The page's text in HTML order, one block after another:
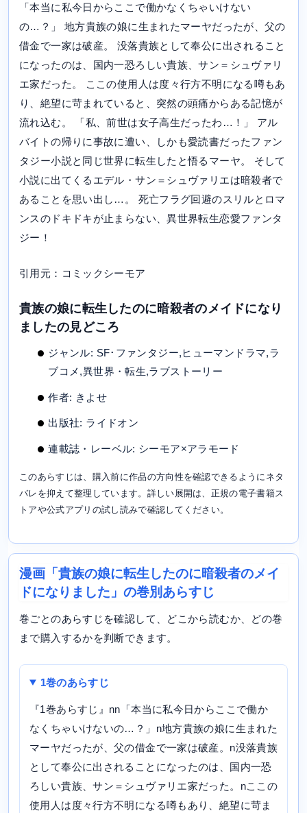
「本当に私今日からここで働かなくちゃいけない
の…？」 地方貴族の娘に生まれたマーヤだったが、父の
借金で一家は破産。 没落貴族として奉公に出されること
になったのは、国内一恐ろしい貴族、サン＝シュヴァリ
エ家だった。 ここの使用人は度々行方不明になる噂もあ
り、絶望に苛まれていると、突然の頭痛からある記憶が
流れ込む。 「私、前世は女子高生だったわ…！」 アル
バイトの帰りに事故に遭い、しかも愛読書だったファン
タジー小説と同じ世界に転生したと悟るマーヤ。 そして
小説に出てくるエデル・サン＝シュヴァリエは暗殺者で
あることを思い出し…。 死亡フラグ回避のスリルとロマ
ンスのドキドキが止まらない、異世界転生恋愛ファンタ
ジー！
引用元：コミックシーモア
貴族の娘に転生したのに暗殺者のメイドになり
ましたの見どころ
ジャンル: SF･ファンタジー,ヒューマンドラマ,ラ
ブコメ,異世界・転生,ラブストーリー
作者: きよせ
出版社: ライドオン
連載誌・レーベル: シーモア×アラモード
このあらすじは、購入前に作品の方向性を確認できるようにネタ
バレを抑えて整理しています。詳しい展開は、正規の電子書籍ス
トアや公式アプリの試し読みで確認してください。
漫画「貴族の娘に転生したのに暗殺者のメイ
ドになりました」の巻別あらすじ
巻ごとのあらすじを確認して、どこから読むか、どの巻
まで購入するかを判断できます。
1巻のあらすじ
『1巻あらすじ』nn「本当に私今日からここで働か
なくちゃいけないの…？」n地方貴族の娘に生まれた
マーヤだったが、父の借金で一家は破産。n没落貴族
として奉公に出されることになったのは、国内一恐
ろしい貴族、サン＝シュヴァリエ家だった。nここの
使用人は度々行方不明になる噂もあり、絶望に苛ま